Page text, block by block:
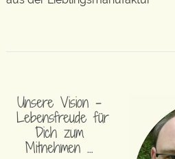
Unsere Vision –
Lebensfreude für
Dich zum
Mitnehmen …